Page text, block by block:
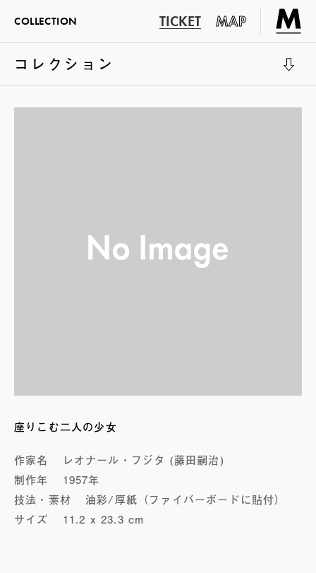
COLLECTION TICKET MAP
コレクション
展示室1
座りこむ二人の少女
作家名
レオナール・フジタ (藤田嗣治)
制作年
1957年
技法・素材
油彩/厚紙（ファイバーボードに貼付）
サイズ
11.2 x 23.3 cm